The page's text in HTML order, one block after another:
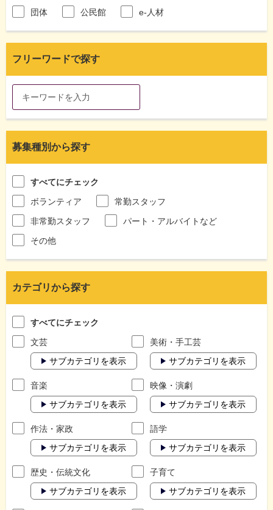
団体 公民館 e-人材
フリーワードで探す
募集種別から探す
すべてにチェック
ボランティア
常勤スタッフ
非常勤スタッフ
パート・アルバイトなど
その他
カテゴリから探す
すべてにチェック
文芸
サブカテゴリを表示
美術・手工芸
サブカテゴリを表示
音楽
サブカテゴリを表示
映像・演劇
サブカテゴリを表示
作法・家政
サブカテゴリを表示
語学
サブカテゴリを表示
歴史・伝統文化
サブカテゴリを表示
子育て
サブカテゴリを表示